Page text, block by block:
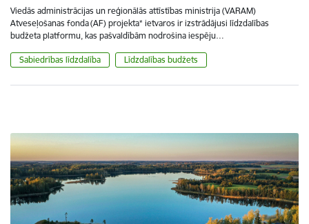
Viedās administrācijas un reģionālās attīstības ministrija (VARAM)
Atveseļošanas fonda (AF) projekta* ietvaros ir izstrādājusi līdzdalības
budžeta platformu, kas pašvaldībām nodrošina iespēju…
Sabiedrības līdzdalība Līdzdalības budžets